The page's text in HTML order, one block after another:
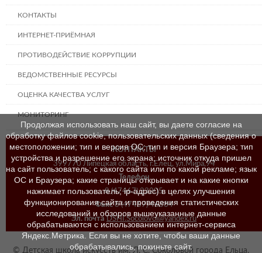
КОНТАКТЫ
ИНТЕРНЕТ-ПРИЁМНАЯ
ПРОТИВОДЕЙСТВИЕ КОРРУПЦИИ
ВЕДОМСТВЕННЫЕ РЕСУРСЫ
ОЦЕНКА КАЧЕСТВА УСЛУГ
МОНИТОРИНГ
КОНТАКТЫ
399770 Липецкая область, г.Елец, ул.Мира,94
Телефон
8 (47467) 23205
Факс8 (47467) 46384
Эл. почта DSHI.Socolovoi@yandex.ru
© Детская школа искусств им. Л. С. Соколовой города Ельца,
Продолжая использовать наш сайт, вы даете согласие на
обработку файлов cookie, пользовательских данных (сведения о
местоположении; тип и версия ОС; тип и версия Браузера; тип
устройства и разрешение его экрана; источник откуда пришел
на сайт пользователь; с какого сайта или по какой рекламе; язык
ОС и Браузера; какие страницы открывает и на какие кнопки
нажимает пользователь; ip-адрес) в целях улучшения
функционирования сайта и проведения статистических
исследований и обзоров вышеуказанные данные
обрабатываются с использованием интернет-сервиса
Яндекс.Метрика. Если вы не хотите, чтобы ваши данные
обрабатывались, покиньте сайт.